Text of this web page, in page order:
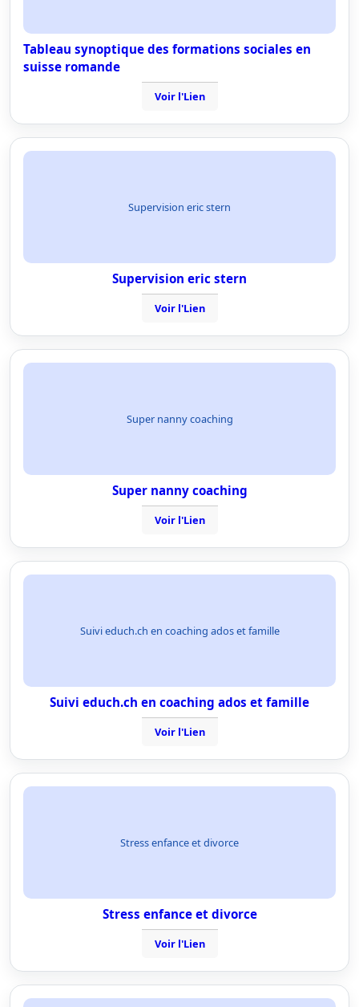
Tableau synoptique des formations sociales en
suisse romande
Voir l'Lien
Supervision eric stern
Supervision eric stern
Voir l'Lien
Super nanny coaching
Super nanny coaching
Voir l'Lien
Suivi educh.ch en coaching ados et famille
Suivi educh.ch en coaching ados et famille
Voir l'Lien
Stress enfance et divorce
Stress enfance et divorce
Voir l'Lien